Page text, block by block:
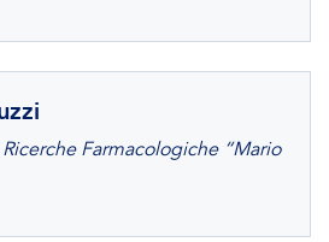
Farmacologiche “Mario